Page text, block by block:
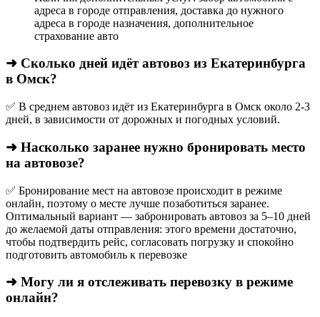
адреса в городе отправления, доставка до нужного
адреса в городе назначения, дополнительное
страхование авто
➜ Сколько дней идёт автовоз из Екатеринбурга
в Омск?
✅ В среднем автовоз идёт из Екатеринбурга в Омск около 2-3
дней, в зависимости от дорожных и погодных условий.
➜ Насколько заранее нужно бронировать место
на автовозе?
✅ Бронирование мест на автовозе происходит в режиме
онлайн, поэтому о месте лучше позаботиться заранее.
Оптимальный вариант — забронировать автовоз за 5–10 дней
до желаемой даты отправления: этого времени достаточно,
чтобы подтвердить рейс, согласовать погрузку и спокойно
подготовить автомобиль к перевозке
➜ Могу ли я отслеживать перевозку в режиме
онлайн?